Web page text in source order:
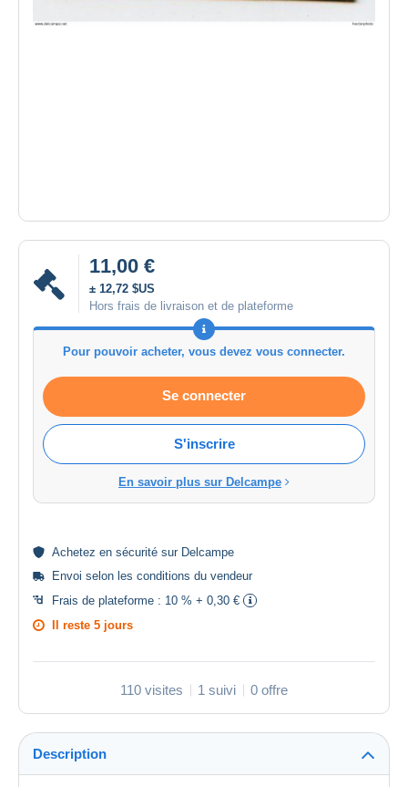
11,00 €
± 12,72 $US
Hors frais de livraison et de plateforme
Pour pouvoir acheter, vous devez vous connecter.
Se connecter
S'inscrire
En savoir plus sur Delcampe
Achetez en sécurité sur Delcampe
Envoi selon les conditions du vendeur
Frais de plateforme : 10 % + 0,30 €
Il reste 5 jours
110 visites 1 suivi 0 offre
Description